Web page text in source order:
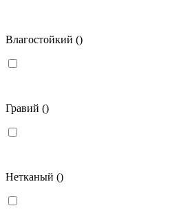
Влагостойкий ()
Гравий ()
Нетканый ()